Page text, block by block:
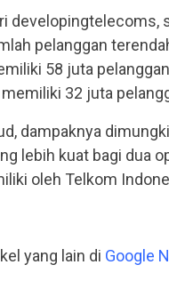
developingtelecoms,
pelanggan
58 juta
32 juta
dampaknya
lebih kuat bagi dua
oleh Telkom
yang lain di Google